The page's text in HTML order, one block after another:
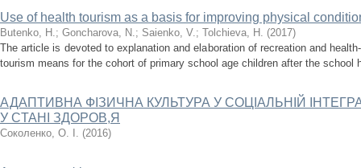
Use of health tourism as a basis for improving physical
Butenko, H.; Goncharova, N.; Saienko, V.; Tolchieva, H. (2017)
The article is devoted to explanation and elaboration of recreation and
tourism means for the cohort of primary school age children after the school
АДАПТИВНА ФIЗИЧНА КУЛЬТУРА У СОЦIАЛЬНIЙ
У CTAHI ЗДОРОВ,Я
Соколенко, О. І. (2016)